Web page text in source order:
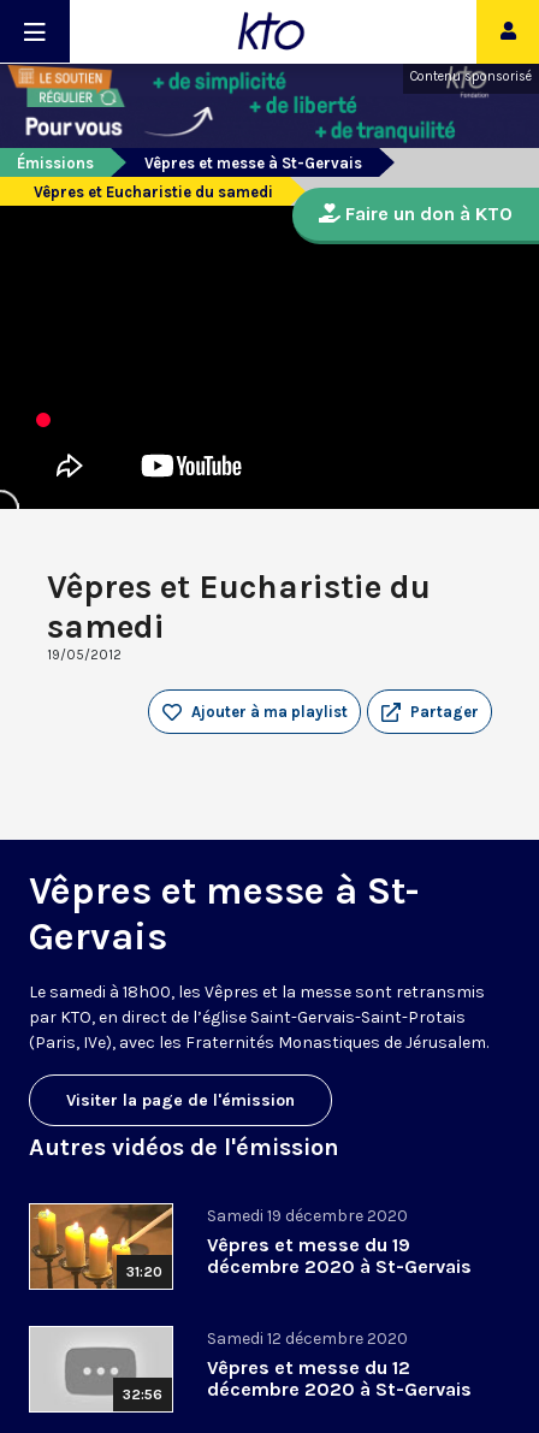
Contenu sponsorisé
Émissions
Vêpres et messe à St-Gervais
Vêpres et Eucharistie du samedi
Vêpres et Eucharistie du
samedi
19/05/2012
Partager
Ajouter à ma playlist
Vêpres et messe à St-
Gervais
Le samedi à 18h00, les Vêpres et la messe sont retransmis
par KTO, en direct de l’église Saint-Gervais-Saint-Protais
(Paris, IVe), avec les Fraternités Monastiques de Jérusalem.
Visiter la page de l'émission
Autres vidéos de l'émission
31:20
Samedi 19 décembre 2020
Vêpres et messe du 19
décembre 2020 à St-Gervais
32:56
Samedi 12 décembre 2020
Vêpres et messe du 12
décembre 2020 à St-Gervais
Faire un don à KTO